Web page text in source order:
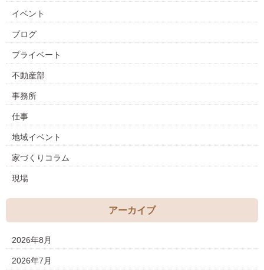
イベント
ブログ
プライベート
不動産部
事務所
仕事
地域イベント
家づくりコラム
現場
アーカイブ
2026年8月
2026年7月